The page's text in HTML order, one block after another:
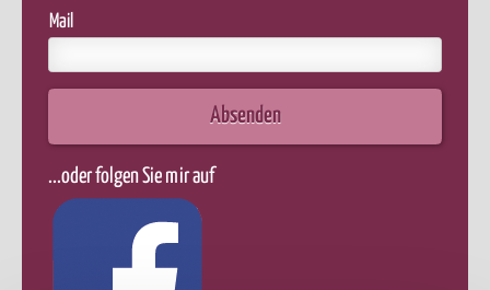
Mail
Absenden
...oder folgen Sie mir auf